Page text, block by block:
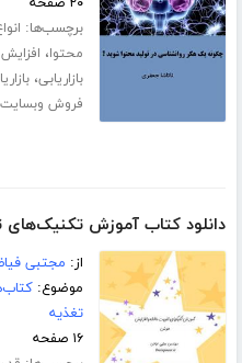
برچسب‌ها:
محتوا،
بازاریابی،
فروش وبسایت
دانلود کتاب آموزش
از: مجتبی
موضوع:
تغذیه
۱۶ صفحه